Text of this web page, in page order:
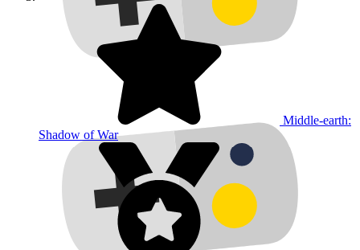
Middle-earth:
Shadow of War